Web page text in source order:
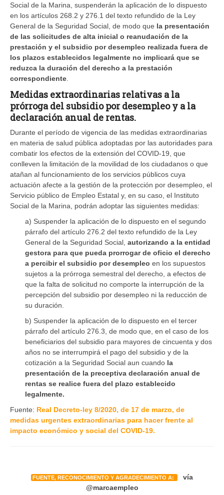
Social de la Marina, suspenderán la aplicación de lo dispuesto
en los artículos 268.2 y 276.1 del texto refundido de la Ley
General de la Seguridad Social, de modo que la presentación
de las solicitudes de alta inicial o reanudación de la
prestación y el subsidio por desempleo realizada fuera de
los plazos establecidos legalmente no implicará que se
reduzca la duración del derecho a la prestación
correspondiente
Medidas extraordinarias relativas a la
prórroga del subsidio por desempleo y a la
declaración anual de rentas.
Durante el período de vigencia de las medidas extraordinarias
en materia de salud pública adoptadas por las autoridades para
combatir los efectos de la extensión del COVID-19, que
conlleven la limitación de la movilidad de los ciudadanos o que
atañan al funcionamiento de los servicios públicos cuya
actuación afecte a la gestión de la protección por desempleo, el
Servicio público de Empleo Estatal y, en su caso, el Instituto
Social de la Marina, podrán adoptar las siguientes medidas:
a) Suspender la aplicación de lo dispuesto en el segundo
párrafo del artículo 276.2 del texto refundido de la Ley
General de la Seguridad Social, autorizando a la entidad
gestora para que pueda prorrogar de oficio el derecho
a percibir el subsidio por desempleo en los supuestos
sujetos a la prórroga semestral del derecho, a efectos de
que la falta de solicitud no comporte la interrupción de la
percepción del subsidio por desempleo ni la reducción de
su duración.
b) Suspender la aplicación de lo dispuesto en el tercer
párrafo del artículo 276.3, de modo que, en el caso de los
beneficiarios del subsidio para mayores de cincuenta y dos
años no se interrumpirá el pago del subsidio y de la
cotización a la Seguridad Social aun cuando la
presentación de la preceptiva declaración anual de
rentas se realice fuera del plazo establecido
legalmente.
Fuente: Real Decreto-ley 8/2020, de 17 de marzo, de
medidas urgentes extraordinarias para hacer frente al
impacto económico y social del COVID-19.
FUENTE, RECONOCIMIENTO Y AGRADECIMIENTO A:
vía
@marcaempleo